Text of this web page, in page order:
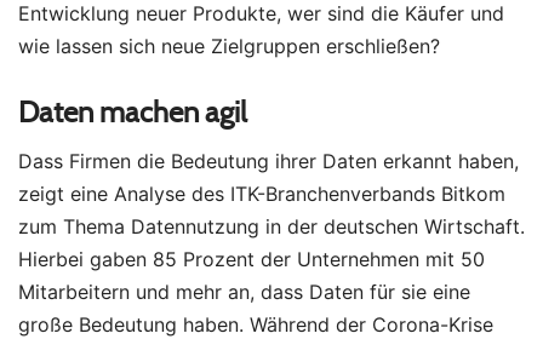
Entwicklung neuer Produkte, wer sind die Käufer und
wie lassen sich neue Zielgruppen erschließen?
Daten machen agil
Dass Firmen die Bedeutung ihrer Daten erkannt haben,
zeigt eine Analyse des ITK-Branchenverbands Bitkom
zum Thema Datennutzung in der deutschen Wirtschaft.
Hierbei gaben 85 Prozent der Unternehmen mit 50
Mitarbeitern und mehr an, dass Daten für sie eine
große Bedeutung haben. Während der Corona-Krise